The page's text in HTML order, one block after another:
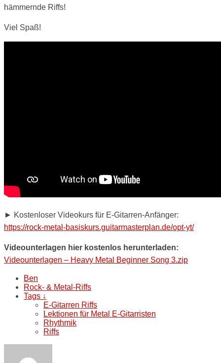
hämmernde Riffs!
Viel Spaß!
► Kostenloser Videokurs für E-Gitarren-Anfänger:
https://rock-metal-basiskurs.guitarmasterplan.de/opt-yt/
Videounterlagen hier kostenlos herunterladen:
Videounterlagen – Heavy Metal Beginner Song 3.zip
Ben
Rock- & Metal-Riffs
Tags ↓
E-Gitarren Riffs
Lektionen für Metal E-Gitarristen
Rhythmik
Riffs